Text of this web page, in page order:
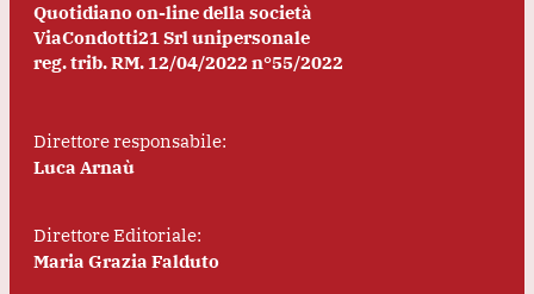
Quotidiano on-line della società
ViaCondotti21 Srl unipersonale
reg. trib. RM. 12/04/2022 n°55/2022
Direttore responsabile:
Luca Arnaù
Direttore Editoriale:
Maria Grazia Falduto